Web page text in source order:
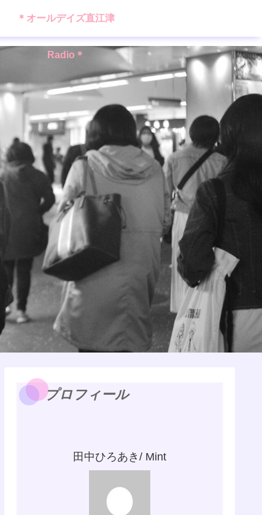
＊オールデイズ直江津
Radio＊
プロフィール
田中ひろあき/ Mint